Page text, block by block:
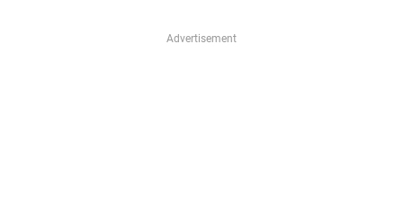
Advertisement